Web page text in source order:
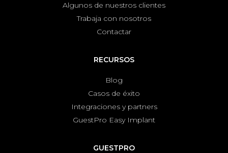
Algunos de nuestros clientes
Trabaja con nosotros
Contactar
RECURSOS
Blog
Casos de éxito
Integraciones y partners
GuestPro Easy Implant
GUESTPRO